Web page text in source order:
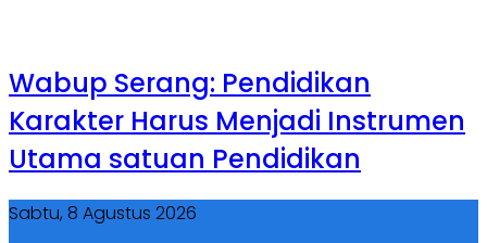
Wabup Serang: Pendidikan
Karakter Harus Menjadi Instrumen
Utama satuan Pendidikan
Sabtu, 8 Agustus 2026